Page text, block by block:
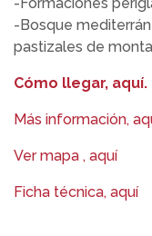
-Formaciones
-Bosque
pastizales de
Cómo llegar, aquí.
Más información,
Ver mapa , aquí
Ficha técnica, aquí